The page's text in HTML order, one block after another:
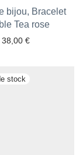
bijou, Bracelet
Tea rose
38,00 €